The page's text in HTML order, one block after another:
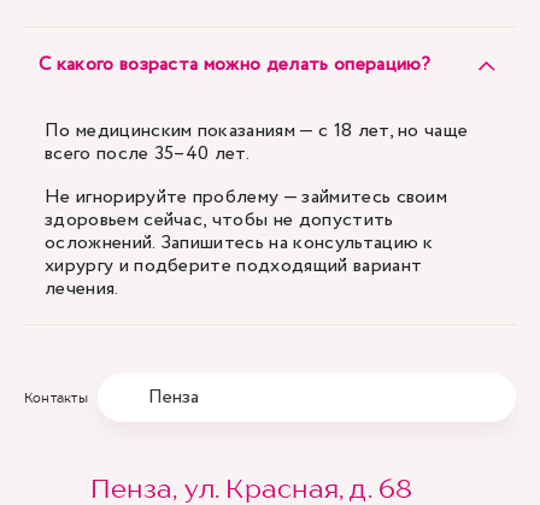
С какого возраста можно делать операцию?
По медицинским показаниям — с 18 лет, но чаще
всего после 35–40 лет.
Не игнорируйте проблему — займитесь своим
здоровьем сейчас, чтобы не допустить
осложнений. Запишитесь на консультацию к
хирургу и подберите подходящий вариант
лечения.
Контакты Пенза
Пенза, ул. Красная, д. 68